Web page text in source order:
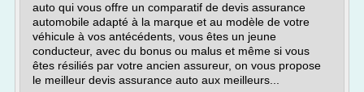
auto qui vous offre un comparatif de devis assurance
automobile adapté à la marque et au modèle de votre
véhicule à vos antécédents, vous êtes un jeune
conducteur, avec du bonus ou malus et même si vous
êtes résiliés par votre ancien assureur, on vous propose
le meilleur devis assurance auto aux meilleurs...